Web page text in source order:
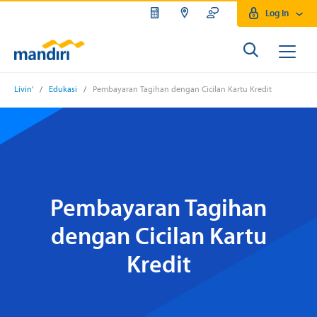
Log In
Livin' / Edukasi / Pembayaran Tagihan dengan Cicilan Kartu Kredit
Pembayaran Tagihan
dengan Cicilan Kartu
Kredit